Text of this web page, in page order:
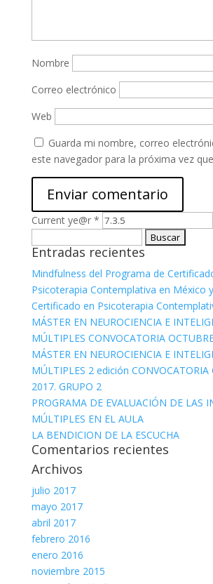
Nombre
Correo electrónico
Web
Guarda mi nombre, correo
este navegador para la próxima vez
Current ye@r *
Entradas recientes
Mindfulness del Programa de
Psicoterapia Contemplativa en México
Certificado en Psicoterapia
MÁSTER EN NEUROCIENCIA E
MÚLTIPLES CONVOCATORIA
MÁSTER EN NEUROCIENCIA E
MÚLTIPLES 2 edición CONVOCATORIA
2017. GRUPO 2
PROGRAMA DE EVALUACIÓN DE LAS
MÚLTIPLES EN EL AULA
LA BENDICION DE LA ESCUCHA
Comentarios recientes
Archivos
julio 2017
mayo 2017
abril 2017
febrero 2016
enero 2016
noviembre 2015